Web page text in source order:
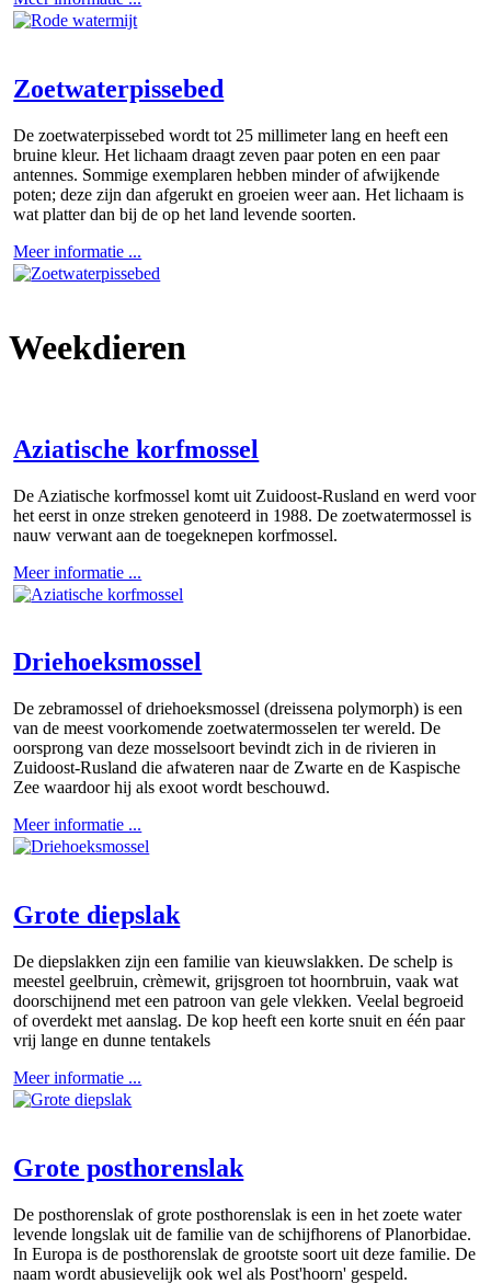
Zoetwaterpissebed
De zoetwaterpissebed wordt tot 25 millimeter lang en heeft een
bruine kleur. Het lichaam draagt zeven paar poten en een paar
antennes. Sommige exemplaren hebben minder of afwijkende
poten; deze zijn dan afgerukt en groeien weer aan. Het lichaam is
wat platter dan bij de op het land levende soorten.
Meer informatie ...
Weekdieren
Aziatische korfmossel
De Aziatische korfmossel komt uit Zuidoost-Rusland en werd voor
het eerst in onze streken genoteerd in 1988. De zoetwatermossel is
nauw verwant aan de toegeknepen korfmossel.
Meer informatie ...
Driehoeksmossel
De zebramossel of driehoeksmossel (dreissena polymorph) is een
van de meest voorkomende zoetwatermosselen ter wereld. De
oorsprong van deze mosselsoort bevindt zich in de rivieren in
Zuidoost-Rusland die afwateren naar de Zwarte en de Kaspische
Zee waardoor hij als exoot wordt beschouwd.
Meer informatie ...
Grote diepslak
De diepslakken zijn een familie van kieuwslakken. De schelp is
meestel geelbruin, crèmewit, grijsgroen tot hoornbruin, vaak wat
doorschijnend met een patroon van gele vlekken. Veelal begroeid
of overdekt met aanslag. De kop heeft een korte snuit en één paar
vrij lange en dunne tentakels
Meer informatie ...
Grote posthorenslak
De posthorenslak of grote posthorenslak is een in het zoete water
levende longslak uit de familie van de schijfhorens of Planorbidae.
In Europa is de posthorenslak de grootste soort uit deze familie. De
naam wordt abusievelijk ook wel als Post'hoorn' gespeld.